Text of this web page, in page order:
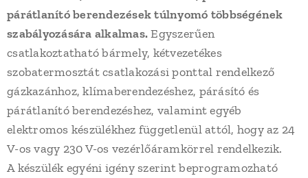
párátlanító berendezések túlnyomó többségének
szabályozására alkalmas.Egyszerűen
csatlakoztatható bármely, kétvezetékes
szobatermosztát csatlakozási ponttal rendelkező
gázkazánhoz, klímaberendezéshez, párásító és
párátlanító berendezéshez, valamint egyéb
elektromos készülékhez függetlenül attól, hogy az 24
V-os vagy 230 V-os vezérlőáramkörrel rendelkezik.
A készülék egyéni igény szerint beprogramozható